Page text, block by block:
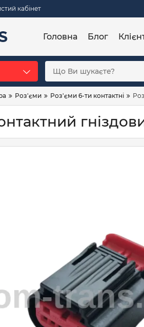
кабінет
Головна Блог
Роз'єми Роз'єми 6-ти контактні